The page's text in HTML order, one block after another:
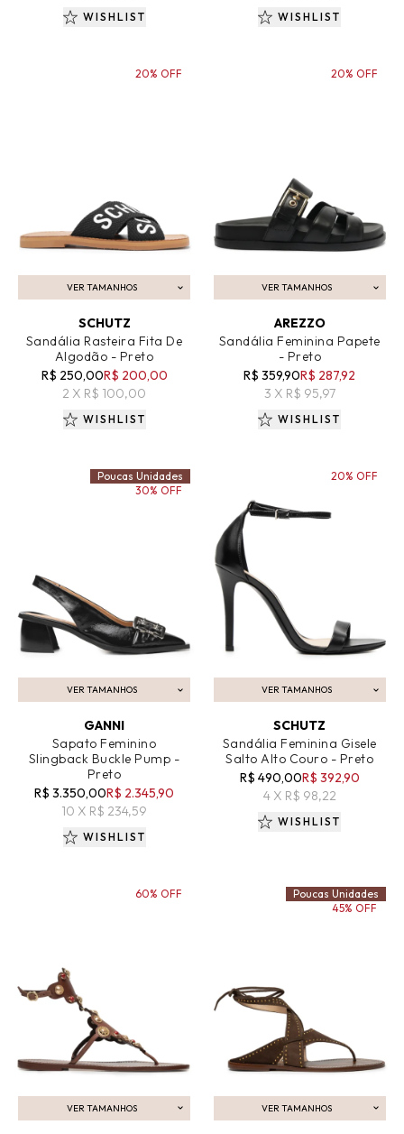
WISHLIST WISHLIST
VER TAMANHOS
ADICIONAR AO CARRINHO
SCHUTZ
Sandália Rasteira Fita De
Algodão - Preto
R$ 250,00R$ 200,00
2 X R$ 100,00
20% OFF
WISHLIST
VER TAMANHOS
ADICIONAR AO CARRINHO
AREZZO
Sandália Feminina Papete
- Preto
R$ 359,90R$ 287,92
3 X R$ 95,97
20% OFF
WISHLIST
VER TAMANHOS
ADICIONAR AO CARRINHO
GANNI
Sapato Feminino
Slingback Buckle Pump -
Preto
R$ 3.350,00R$ 2.345,90
10 X R$ 234,59
Poucas Unidades
30% OFF
WISHLIST
VER TAMANHOS
ADICIONAR AO CARRINHO
SCHUTZ
Sandália Feminina Gisele
Salto Alto Couro - Preto
R$ 490,00R$ 392,90
4 X R$ 98,22
20% OFF
WISHLIST
VER TAMANHOS
ADICIONAR AO CARRINHO
60% OFF
VER TAMANHOS
ADICIONAR AO CARRINHO
Poucas Unidades
45% OFF